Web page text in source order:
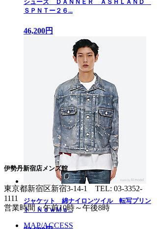
シューズ ＤＡＮＮＥＲ ＡＳＨＬＡＮＤ
ＳＰＮＴー２６...
46,200円
ジャケット 綿ナイロンツイル 転写プリン
ト ＮｅｗＭａ...
伊勢丹新宿店メンズ館
東京都新宿区新宿3-14-1 TEL: 03-3352-
1111
営業時間：午前10時～午後8時
MAP/ACCESS